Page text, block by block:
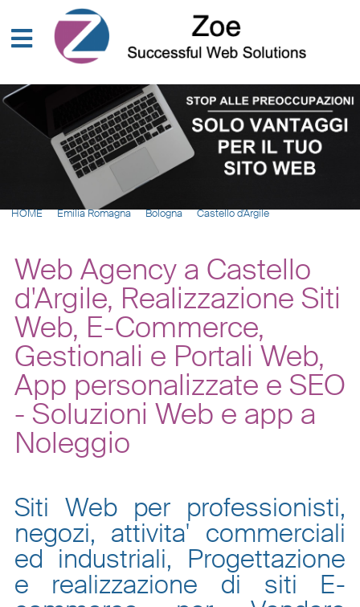
HOME Emilia Romagna Bologna Castello d'Argile
Web Agency a Castello
d'Argile, Realizzazione Siti
Web, E-Commerce,
Gestionali e Portali Web,
App personalizzate e SEO
- Soluzioni Web e app a
Noleggio
Siti Web per professionisti,
negozi, attivita' commerciali
ed industriali, Progettazione
e realizzazione di siti E-